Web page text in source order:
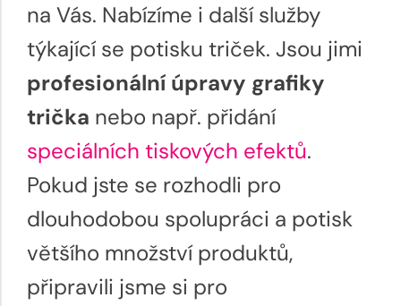
na Vás. Nabízíme i další služby
týkající se potisku triček. Jsou jimi
profesionální úpravy grafiky
trička nebo např. přidání
speciálních tiskových efektů.
Pokud jste se rozhodli pro
dlouhodobou spolupráci a potisk
většího množství produktů,
připravili jsme si pro